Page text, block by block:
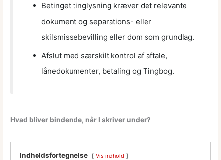
Betinget tinglysning kræver det relevante
dokument og separations- eller
skilsmissebevilling eller dom som grundlag.
Afslut med særskilt kontrol af aftale,
lånedokumenter, betaling og Tingbog.
Hvad bliver bindende, når I skriver under?
Indholdsfortegnelse Vis indhold